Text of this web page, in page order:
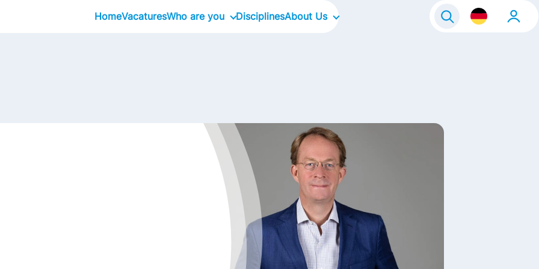
HomeVacaturesWho are you DisciplinesAbout Us
Our Stories
Kontakt